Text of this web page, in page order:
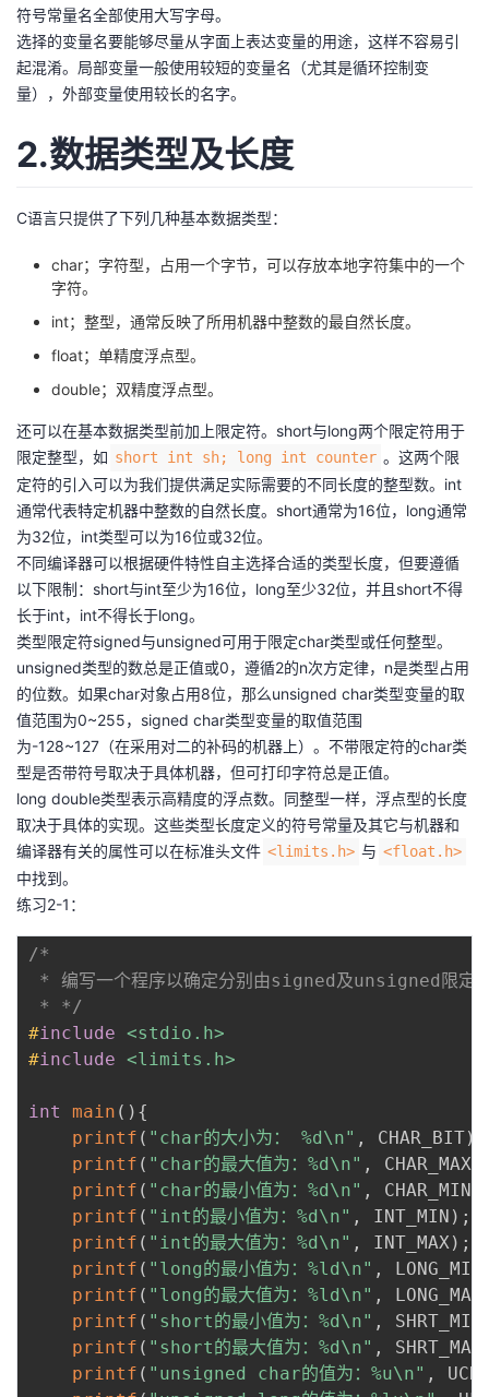
客
论
的
子
我
直
的
我
注
发
学
堂
我
的
课
程
我
的
认
证
我
的
实
验
我
的
收
藏
Programs
的
持
我
的
技
术
支
持
我
的
云
声
建
议
符号常量名全部使用大写字母。
选择的变量名要能够尽量从字面上表达变量的用途，这样不容易引
起混淆。局部变量一般使用较短的变量名（尤其是循环控制变
量），外部变量使用较长的名字。
2.数据类型及长度
C语言只提供了下列几种基本数据类型：
char；字符型，占用一个字节，可以存放本地字符集中的一个
字符。
int；整型，通常反映了所用机器中整数的最自然长度。
float；单精度浮点型。
double；双精度浮点型。
还可以在基本数据类型前加上限定符。short与long两个限定符用于
限定整型，如 short int sh; long int counter 。这两个限
定符的引入可以为我们提供满足实际需要的不同长度的整型数。int
通常代表特定机器中整数的自然长度。short通常为16位，long通常
为32位，int类型可以为16位或32位。
不同编译器可以根据硬件特性自主选择合适的类型长度，但要遵循
以下限制：short与int至少为16位，long至少32位，并且short不得
长于int，int不得长于long。
类型限定符signed与unsigned可用于限定char类型或任何整型。
unsigned类型的数总是正值或0，遵循2的n次方定律，n是类型占用
的位数。如果char对象占用8位，那么unsigned char类型变量的取
值范围为0~255，signed char类型变量的取值范围
为-128~127（在采用对二的补码的机器上）。不带限定符的char类
型是否带符号取决于具体机器，但可打印字符总是正值。
long double类型表示高精度的浮点数。同整型一样，浮点型的长度
取决于具体的实现。这些类型长度定义的符号常量及其它与机器和
编译器有关的属性可以在标准头文件 <limits.h> 与 <float.h>
中找到。
练习2-1：
/*
* 编写一个程序以确定分别由signed及unsigned限
* */
#include <stdio.h>
#include <limits.h>
int main ( ) {
printf ( "char的大小为： %d\n" , CHAR_BIT)
printf ( "char的最大值为：%d\n" , CHAR_MAX
printf ( "char的最小值为：%d\n" , CHAR_MIN
printf ( "int的最小值为：%d\n" , INT_MIN ) ;
printf ( "int的最大值为：%d\n" , INT_MAX) ;
printf ( "long的最小值为：%ld\n" , LONG_MIN
printf ( "long的最大值为：%ld\n" , LONG_MAX
printf ( "short的最小值为：%d\n" , SHRT_MIN
printf ( "short的最大值为：%d\n" , SHRT_MAX
printf ( "unsigned char的值为：%u\n" ,